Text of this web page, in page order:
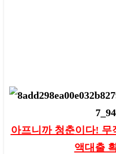
아프니까 청춘이다! 무
액대출